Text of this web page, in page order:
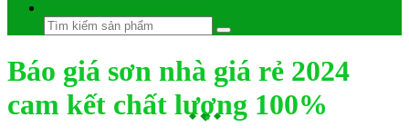
Báo giá sơn nhà giá rẻ 2024
cam kết chất lượng 100%